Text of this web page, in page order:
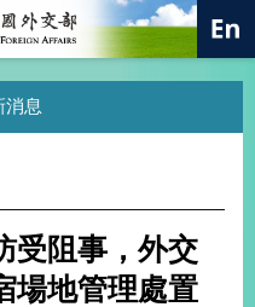
消息
受阻事，外交
場地管理處置